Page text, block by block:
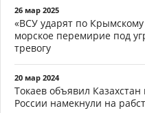
26 мар 2025
«ВСУ ударят по
морское перемирие под
тревогу
20 мар 2024
Токаев объявил
России намекнули на